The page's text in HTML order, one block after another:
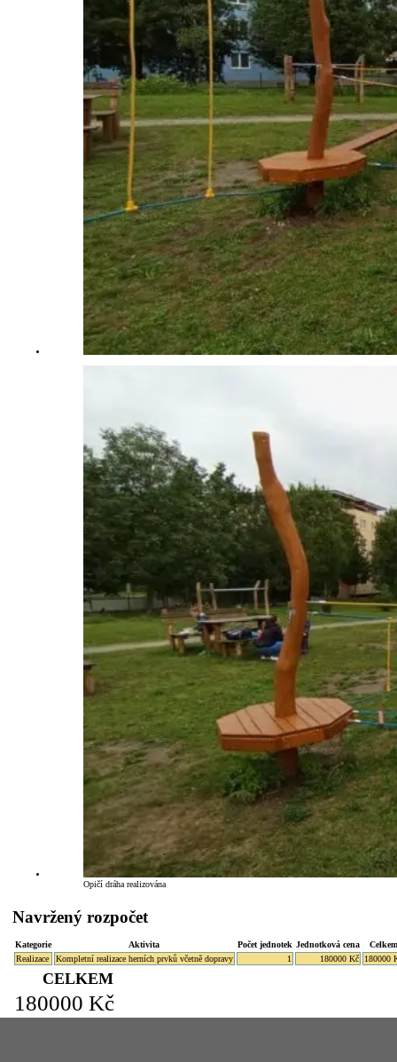
Opičí dráha realizována
Navržený rozpočet
Kategorie Aktivita Počet jednotek Jednotková cena
Celkem
Realizace
Kompletní realizace herních prvků včetně dopravy 1 180000 Kč 180000
CELKEM
180000 Kč